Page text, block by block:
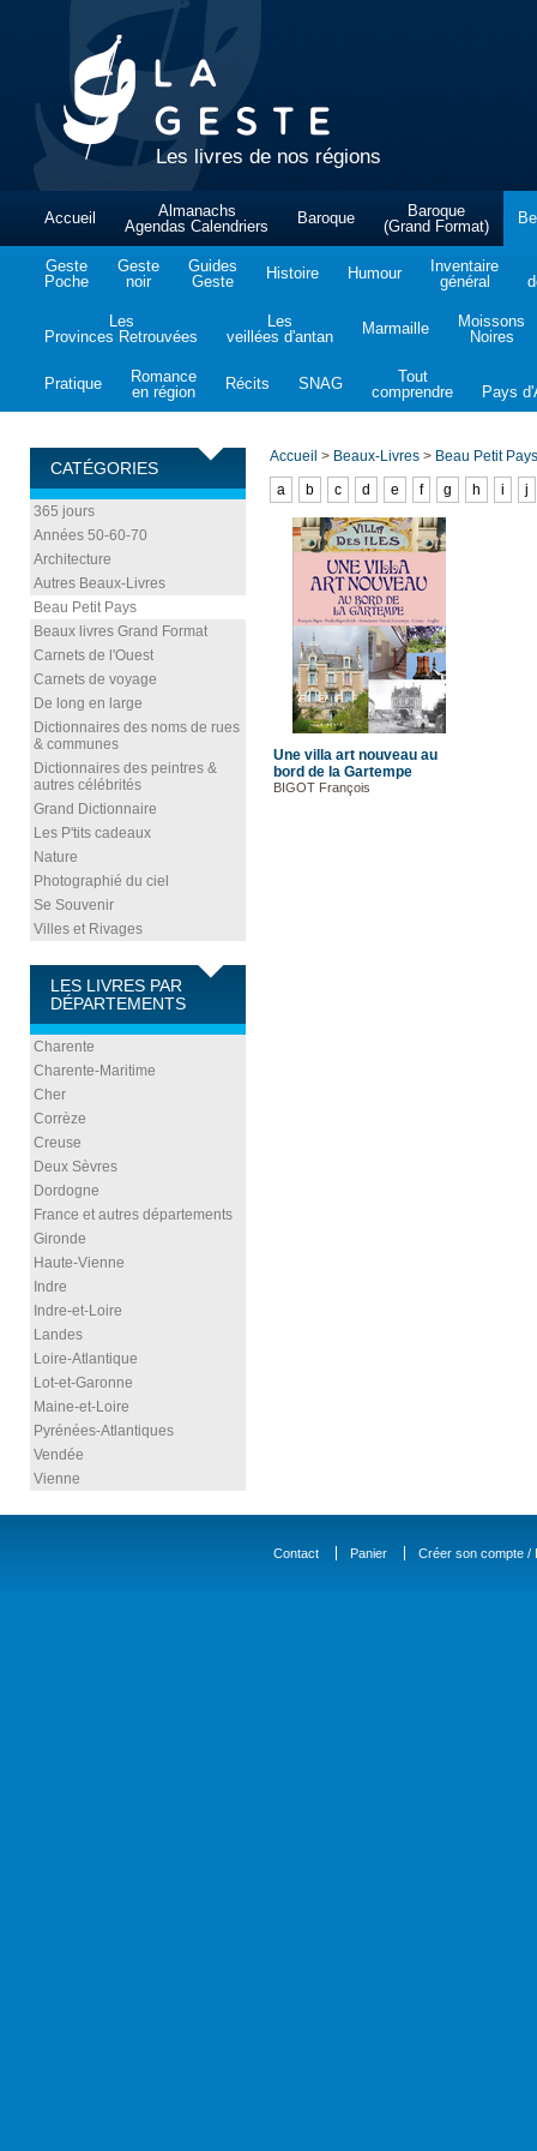
Les livres de nos régions
Accueil
Almanachs
Agendas Calendriers
Baroque
Baroque
(Grand Format)
Geste
Poche
Geste
noir
Guides
Geste
Histoire Humour
Inventaire
général
Les
Provinces Retrouvées
Les
veillées d'antan
Marmaille
Moissons
Noires
Pratique
Romance
en région
Récits SNAG
Tout
comprendre
Pays
CATÉGORIES
365 jours
Années 50-60-70
Architecture
Autres Beaux-Livres
Beau Petit Pays
Beaux livres Grand Format
Carnets de l'Ouest
Carnets de voyage
De long en large
Dictionnaires des noms de rues
& communes
Dictionnaires des peintres &
autres célébrités
Grand Dictionnaire
Les P'tits cadeaux
Nature
Photographié du ciel
Se Souvenir
Villes et Rivages
LES LIVRES PAR
DÉPARTEMENTS
Charente
Charente-Maritime
Cher
Corrèze
Creuse
Deux Sèvres
Dordogne
France et autres départements
Gironde
Haute-Vienne
Indre
Indre-et-Loire
Landes
Loire-Atlantique
Lot-et-Garonne
Maine-et-Loire
Pyrénées-Atlantiques
Vendée
Vienne
Accueil > Beaux-Livres > Beau Petit Pays
a
b c d e f g h i j
Une villa art nouveau au
bord de la Gartempe
BIGOT François
Contact Panier Créer son compte /